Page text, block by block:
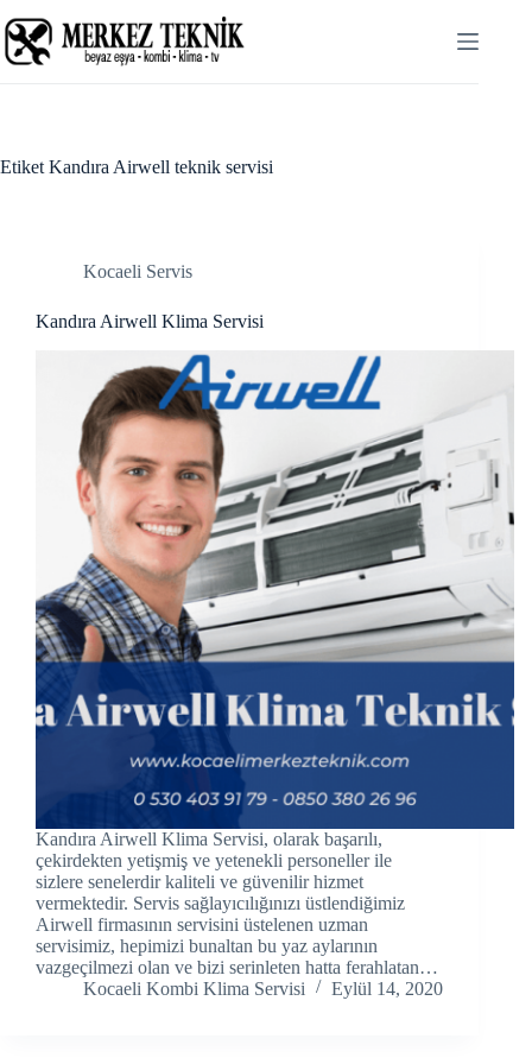
panel
panel
panel
panel
panel
panel
panel
Panel
panel
panel
panel
to
content
Etiket Kandıra Airwell teknik servisi
Kocaeli Servis
Kandıra Airwell Klima Servisi
Kandıra Airwell Klima Servisi, olarak başarılı,
çekirdekten yetişmiş ve yetenekli personeller ile
sizlere senelerdir kaliteli ve güvenilir hizmet
vermektedir. Servis sağlayıcılığınızı üstlendiğimiz
Airwell firmasının servisini üstelenen uzman
servisimiz, hepimizi bunaltan bu yaz aylarının
vazgeçilmezi olan ve bizi serinleten hatta ferahlatan…
Kocaeli Kombi Klima Servisi
Eylül 14, 2020